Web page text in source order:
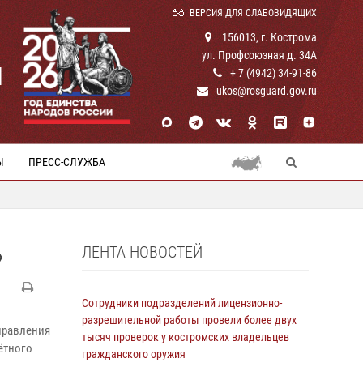
ВЕРСИЯ ДЛЯ СЛАБОВИДЯЩИХ
156013, г. Кострома
ул. Профсоюзная д. 34А
+ 7 (4942) 34-91-86
ukos@rosguard.gov.ru
ПРЕСС-СЛУЖБА
ЛЕНТА НОВОСТЕЙ
Сотрудники подразделений лицензионно-
разрешительной работы провели более двух
тысяч проверок у костромских владельцев
гражданского оружия